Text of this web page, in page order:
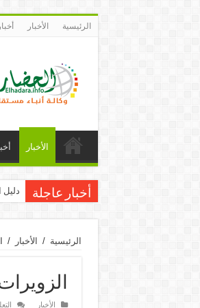
الرئيسية الأخبار
الأخبار
أخبار عاجلة دليل
الرئيسية / الأخبار /
الأخبار